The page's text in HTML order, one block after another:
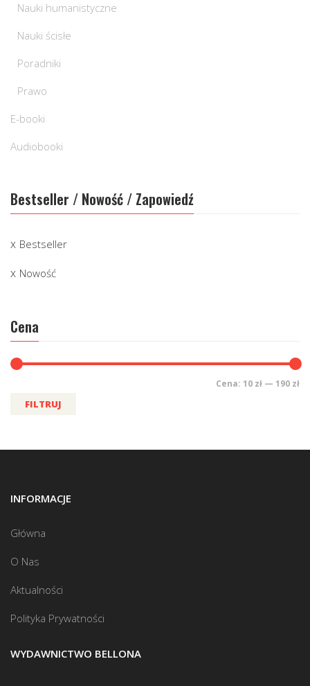
Nauki humanistyczne
Nauki ścisłe
Poradniki
Prawo
E-booki
Audiobooki
Bestseller / Nowość / Zapowiedź
Bestseller
Nowość
Cena
FILTRUJ
Cena: 10 zł — 190 zł
INFORMACJE
Główna
O Nas
Aktualności
Polityka Prywatności
WYDAWNICTWO BELLONA